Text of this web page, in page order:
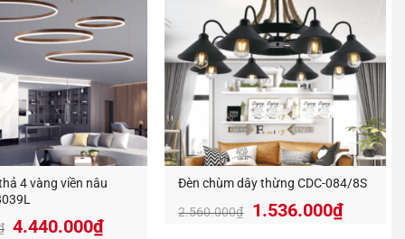
4 vàng viền nâu
Giá
4.440.000₫Giá
Đèn chùm dây thừng CDC-084/8S
2.560.000₫
Giá
1.536.000₫Giá